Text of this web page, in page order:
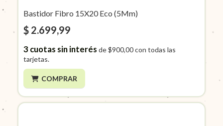
Bastidor Fibro 15X20 Eco (5Mm)
$ 2.699,99
3cuotas sin interés de$900,00con todas las
tarjetas.
COMPRAR